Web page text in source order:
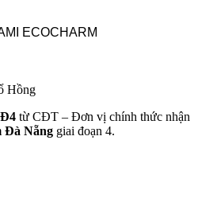
ECOCHARM
Hồng
từ CĐT – Đơn vị chính thức nhận
Đà Nẵng giai đoạn 4.